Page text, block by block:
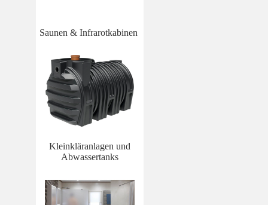
Saunen & Infrarotkabinen
Kleinkläranlagen und
Abwassertanks